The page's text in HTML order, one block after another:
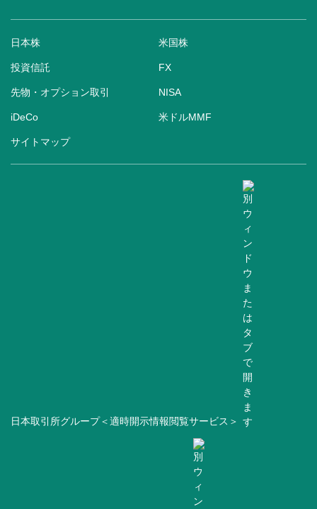
日本株 米国株
投資信託 FX
先物・オプション取引 NISA
iDeCo 米ドルMMF
サイトマップ
日本取引所グループ＜適時開示情報閲覧サービス＞